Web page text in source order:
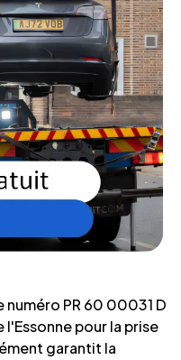
numéro PR 60 00031 D
pour la prise
garantit la